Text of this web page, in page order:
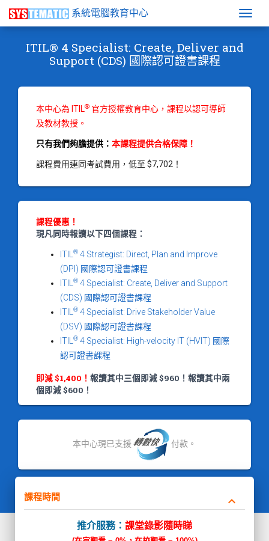
系統電腦教育中心
ITIL® 4 Specialist: Create, Deliver and
Support (CDS) 國際認可證書課程
本中心為 ITIL® 官方授權教育中心，課程以認可導師
及教材教授。
只有我們夠膽提供： 本課程提供合格保障！
課程費用連同考試費用，低至 $7,702！
課程優惠！
現凡同時報讀以下四個課程：
ITIL ® 4 Strategist: Direct, Plan and Improve
(DPI) 國際認可證書課程
ITIL
® 4 Specialist: Create, Deliver and Support
(CDS) 國際認可證書課程
ITIL
® 4 Specialist: Drive Stakeholder Value
(DSV) 國際認可證書課程
ITIL
® 4 Specialist: High-velocity IT (HVIT) 國際
認可證書課程
即減 $1,400！ 報讀其中三個即減 $960！報讀其中兩
個即減 $600！
本中心現已支援 付款。
課程時間 keyboard_arrow_down
推介服務： 課堂錄影隨時睇